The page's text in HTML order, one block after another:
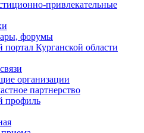
привлекательные
форумы
Курганской области
организации
партнерство
профиль